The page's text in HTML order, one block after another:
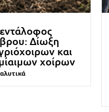
Δίωξη
και
χοίρων